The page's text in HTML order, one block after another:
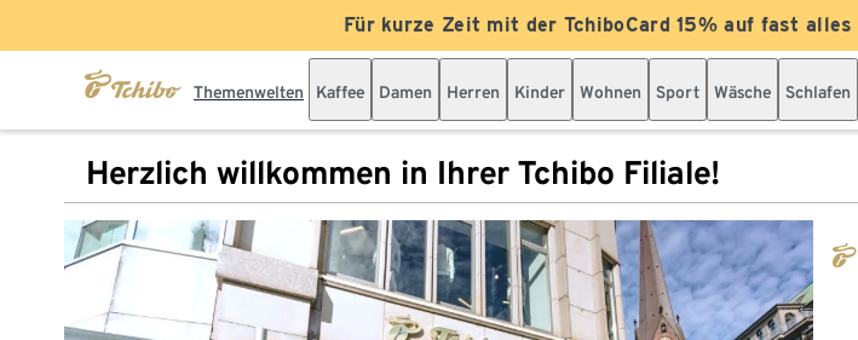
Für kurze Zeit mit der TchiboCard 15% auf fast
Themenwelten Kaffee Damen Herren Kinder Wohnen Sport Wäsche Schlafen
Herzlich willkommen in Ihrer Tchibo Filiale!
tchibo_logo